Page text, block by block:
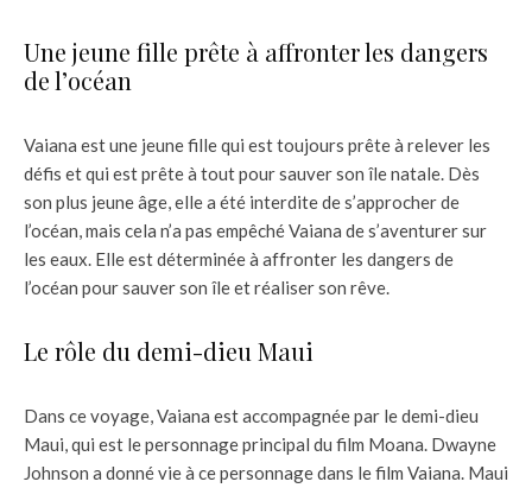
Une jeune fille prête à affronter les dangers
de l’océan
Vaiana est une jeune fille qui est toujours prête à relever les
défis et qui est prête à tout pour sauver son île natale. Dès
son plus jeune âge, elle a été interdite de s’approcher de
l’océan, mais cela n’a pas empêché Vaiana de s’aventurer sur
les eaux. Elle est déterminée à affronter les dangers de
l’océan pour sauver son île et réaliser son rêve.
Le rôle du demi-dieu Maui
Dans ce voyage, Vaiana est accompagnée par le demi-dieu
Maui, qui est le personnage principal du film Moana. Dwayne
Johnson a donné vie à ce personnage dans le film Vaiana. Maui